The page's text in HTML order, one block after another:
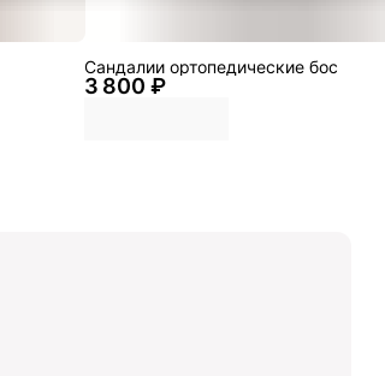
3 800 ₽
Сандалии ортопедические бос